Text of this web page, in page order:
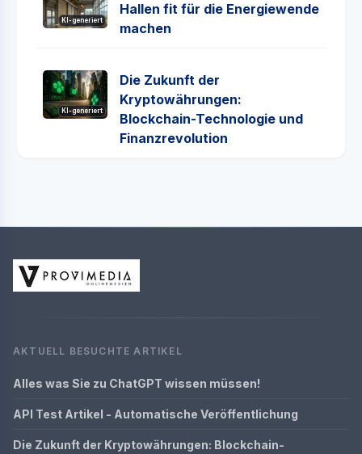
KI-generiert
Hallen fit für die Energiewende
machen
KI-generiert
Die Zukunft der
Kryptowährungen:
Blockchain-Technologie und
Finanzrevolution
AKTUELL BESUCHTE ARTIKEL
Alles was Sie zu ChatGPT wissen müssen!
API Test Artikel - Automatische Veröffentlichung
Die Zukunft der Kryptowährungen: Blockchain-